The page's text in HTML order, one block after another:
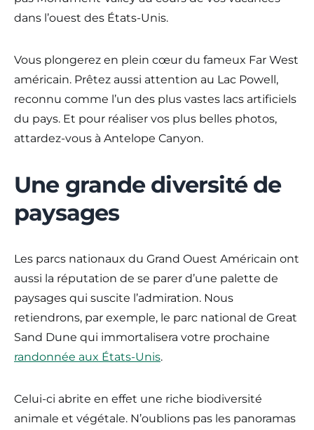
dans l’ouest des États-Unis.
Vous plongerez en plein cœur du fameux Far West
américain. Prêtez aussi attention au Lac Powell,
reconnu comme l’un des plus vastes lacs artificiels
du pays. Et pour réaliser vos plus belles photos,
attardez-vous à Antelope Canyon.
Une grande diversité de
paysages
Les parcs nationaux du Grand Ouest Américain ont
aussi la réputation de se parer d’une palette de
paysages qui suscite l’admiration. Nous
retiendrons, par exemple, le parc national de Great
Sand Dune qui immortalisera votre prochaine
randonnée aux États-Unis.
Celui-ci abrite en effet une riche biodiversité
animale et végétale. N’oublions pas les panoramas